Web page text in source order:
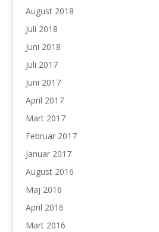
August 2018
Juli 2018
Juni 2018
Juli 2017
Juni 2017
April 2017
Mart 2017
Februar 2017
Januar 2017
August 2016
Maj 2016
April 2016
Mart 2016